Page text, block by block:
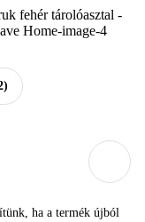
ha a termék újból